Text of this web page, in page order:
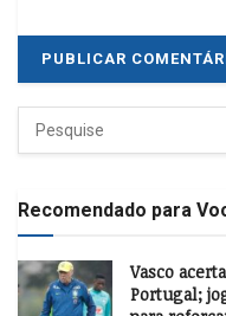
Recomendado para
Vasco
Portugal;